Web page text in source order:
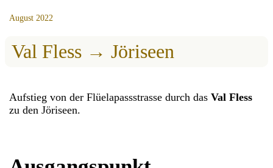
August 2022
Val Fless → Jöriseen
Aufstieg von der Flüelapassstrasse durch dasVal Fless
zu den Jöriseen.